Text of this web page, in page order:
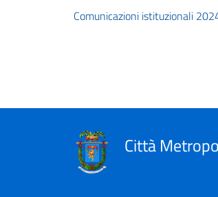
Comunicazioni istituzionali
Città